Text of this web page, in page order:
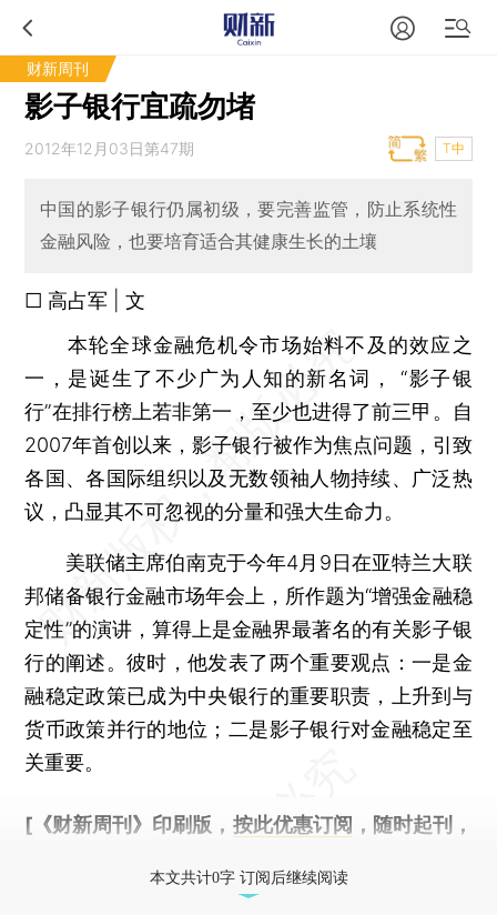
财新周刊
影子银行宜疏勿堵
2012年12月03日第47期 T中
中国的影子银行仍属初级，要完善监管，防止系统性
金融风险，也要培育适合其健康生长的土壤
□ 高占军 | 文
本轮全球金融危机令市场始料不及的效应之
一，是诞生了不少广为人知的新名词， “影子银
行”在排行榜上若非第一，至少也进得了前三甲。自
2007年首创以来，影子银行被作为焦点问题，引致
各国、各国际组织以及无数领袖人物持续、广泛热
议，凸显其不可忽视的分量和强大生命力。
美联储主席伯南克于今年4月9日在亚特兰大联
邦储备银行金融市场年会上，所作题为“增强金融稳
定性”的演讲，算得上是金融界最著名的有关影子银
行的阐述。彼时，他发表了两个重要观点：一是金
融稳定政策已成为中央银行的重要职责，上升到与
货币政策并行的地位；二是影子银行对金融稳定至
关重要。
[《财新周刊》印刷版， 按此优惠订阅 ，随时起刊，
本文共计0字 订阅后继续阅读